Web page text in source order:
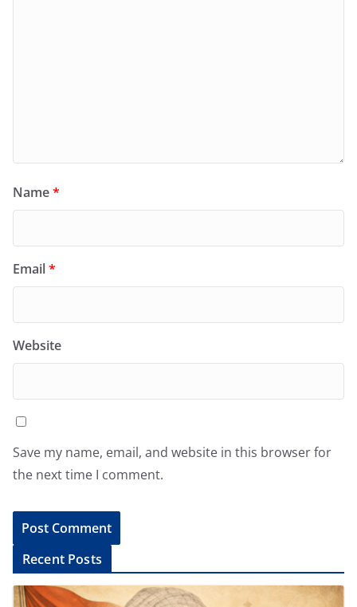
Name*
Email*
Website
Save my name, email, and website in this browser for
the next time I comment.
l
Recent Posts